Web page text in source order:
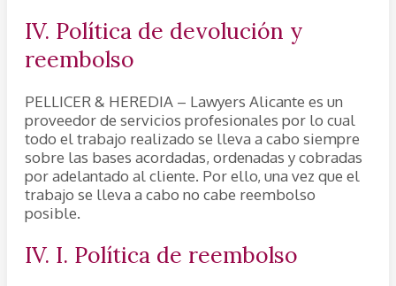
IV. Política de devolución y
reembolso
PELLICER & HEREDIA – Lawyers Alicante es un
proveedor de servicios profesionales por lo cual
todo el trabajo realizado se lleva a cabo siempre
sobre las bases acordadas, ordenadas y cobradas
por adelantado al cliente. Por ello, una vez que el
trabajo se lleva a cabo no cabe reembolso
posible.
IV. I. Política de reembolso